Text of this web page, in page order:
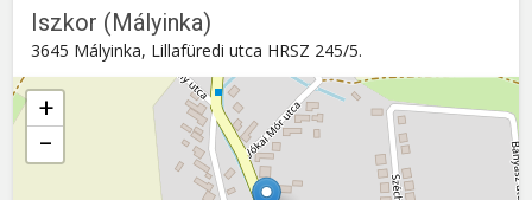
Iszkor (Mályinka)
3645 Mályinka, Lillafüredi utca HRSZ 245/5.
+
−
Iszkor (Mályinka)
Lillafüredi utca HRSZ 245/5. , 3645
Mályinka